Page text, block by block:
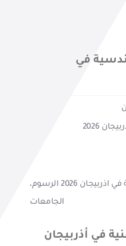
في
2026
دراسة هندسة الطاقة في اذربيجان 2026 الرسوم،
الجامعات
في أذربيجان